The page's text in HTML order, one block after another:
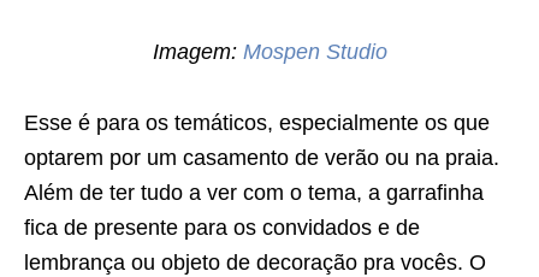
Imagem: Mospen Studio
Esse é para os temáticos, especialmente os que
optarem por um casamento de verão ou na praia.
Além de ter tudo a ver com o tema, a garrafinha
fica de presente para os convidados e de
lembrança ou objeto de decoração pra vocês. O